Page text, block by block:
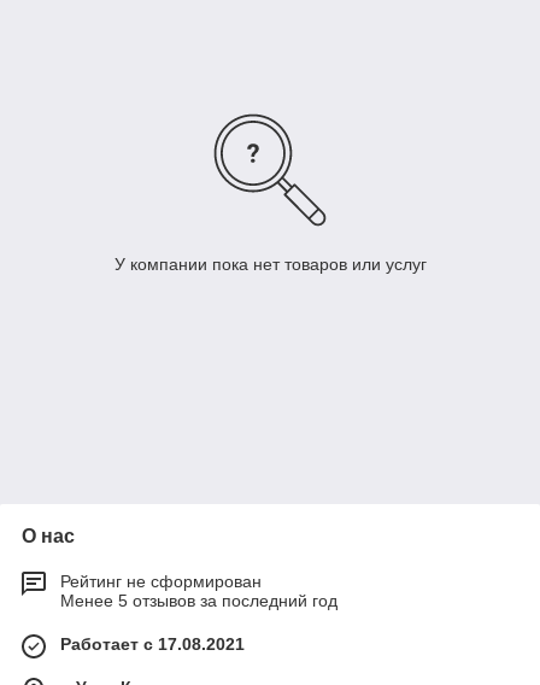
У компании пока нет товаров или услуг
О нас
Рейтинг не сформирован
Менее 5 отзывов за последний год
Работает с 17.08.2021